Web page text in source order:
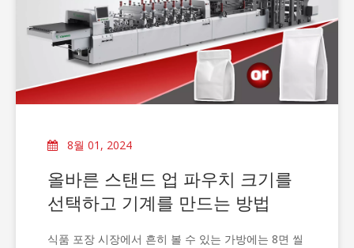
8월 01, 2024
올바른 스탠드 업 파우치 크기를
선택하고 기계를 만드는 방법
식품 포장 시장에서 흔히 볼 수 있는 가방에는 8면 씰